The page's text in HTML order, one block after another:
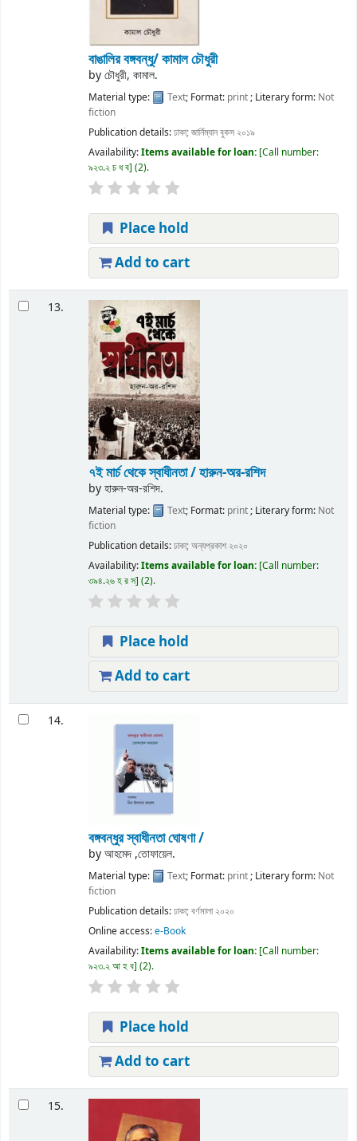
বাঙালির বঙ্গবন্ধু/ কামাল চৌধুরী
byচৌধুরী, কামাল.
Material type: Text; Format: print; Literary form: Not
fiction
Publication details:ঢাকা;জার্নিম্যান বুকস ২০১৯
Availability:Items available for loan: Call number:
৯২৩.২ চ ধ ব (2).
Place hold
Add to cart
13.
৭ই মার্চ থেকে স্বাধীনতা / হারুন-অর-রশিদ
byহারুন-অর-রশিদ.
Material type: Text; Format: print ; Literary form: Not
fiction
Publication details:ঢাকা;অন্যপ্রকাশ ২০২০
Availability:Items available for loan: Call number:
৩৯৪.২৬ হ র স (2).
Place hold
Add to cart
14.
বঙ্গবন্ধুর স্বাধীনতা ঘোষণা /
byআহমেদ ,তোফায়েল.
Material type: Text; Format: print; Literary form: Not
fiction
Publication details:ঢাকা;বর্ণমালা ২০২০
Online access:e-Book
Availability:Items available for loan: Call number:
৯২৩.২ আ হ ব (2).
Place hold
Add to cart
15.